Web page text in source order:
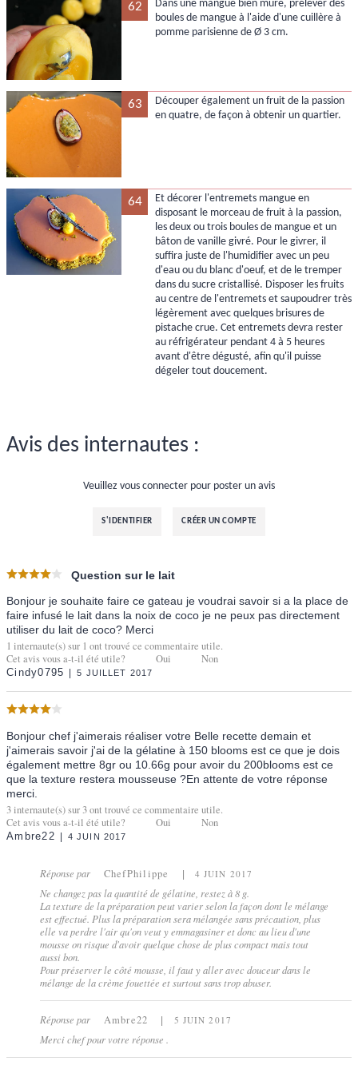
62
Dans une mangue bien mûre, prélever des
boules de mangue à l'aide d'une cuillère à
pomme parisienne de Ø 3 cm.
63
Découper également un fruit de la passion
en quatre, de façon à obtenir un quartier.
64
Et décorer l'entremets mangue en
disposant le morceau de fruit à la passion,
les deux ou trois boules de mangue et un
bâton de vanille givré. Pour le givrer, il
suffira juste de l'humidifier avec un peu
d'eau ou du blanc d'oeuf, et de le tremper
dans du sucre cristallisé. Disposer les fruits
au centre de l'entremets et saupoudrer très
légèrement avec quelques brisures de
pistache crue. Cet entremets devra rester
au réfrigérateur pendant 4 à 5 heures
avant d'être dégusté, afin qu'il puisse
dégeler tout doucement.
Avis des internautes :
Veuillez vous connecter pour poster un avis
S'IDENTIFIER CRÉER UN COMPTE
Question sur le lait
Bonjour je souhaite faire ce gateau je voudrai savoir si a la place de
faire infusé le lait dans la noix de coco je ne peux pas directement
utiliser du lait de coco? Merci
1 internaute(s) sur 1 ont trouvé ce commentaire utile.
Cet avis vous a-t-il été utile?
Oui Non
Cindy0795 5 JUILLET 2017
Bonjour chef j'aimerais réaliser votre Belle recette demain et
j'aimerais savoir j'ai de la gélatine à 150 blooms est ce que je dois
également mettre 8gr ou 10.66g pour avoir du 200blooms est ce
que la texture restera mousseuse ?En attente de votre réponse
merci.
3internaute(s) sur3ont trouvé ce commentaire utile.
Cet avis vous a-t-il été utile?
Oui Non
Ambre22 4 JUIN 2017
Réponse par ChefPhilippe 4 JUIN 2017
Ne changez pas la quantité de gélatine, restez à 8 g.
La texture de la préparation peut varier selon la façon dont le mélange
est effectué. Plus la préparation sera mélangée sans précaution, plus
elle va perdre l'air qu'on veut y emmagasiner et donc au lieu d'une
mousse on risque d'avoir quelque chose de plus compact mais tout
aussi bon.
Pour préserver le côté mousse, il faut y aller avec douceur dans le
mélange de la crème fouettée et surtout sans trop abuser.
Réponse par Ambre22 5 JUIN 2017
Merci chef pour votre réponse .